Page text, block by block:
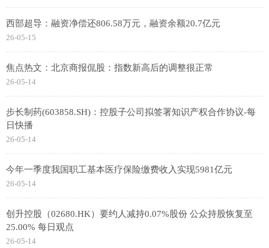
西部超导：融资净偿还806.58万元，融资余额20.7亿元
26-05-15
焦点热文：北京商报侃股：指数新高后的调整很正常
26-05-14
步长制药(603858.SH)：控股子公司拟签署知识产权合作协议-每
日快播
26-05-14
今年一季度我国职工基本医疗保险缴费收入实现5981亿元
26-05-14
创升控股（02680.HK）要约人减持0.07%股份 公众持股恢复至
25.00% 每日观点
26-05-14